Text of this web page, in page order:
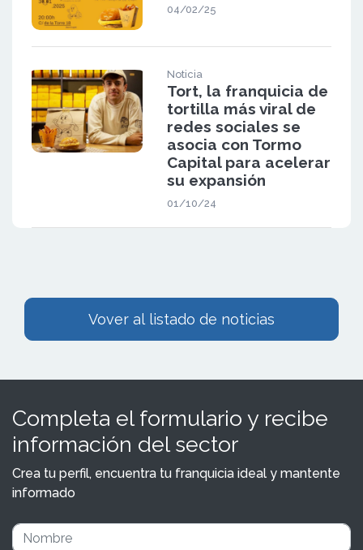
04/02/25
Noticia
Tort, la franquicia de
tortilla más viral de
redes sociales se
asocia con Tormo
Capital para acelerar
su expansión
01/10/24
Vover al listado de noticias
Completa el formulario y recibe
información del sector
Crea tu perfil, encuentra tu franquicia ideal y mantente
informado